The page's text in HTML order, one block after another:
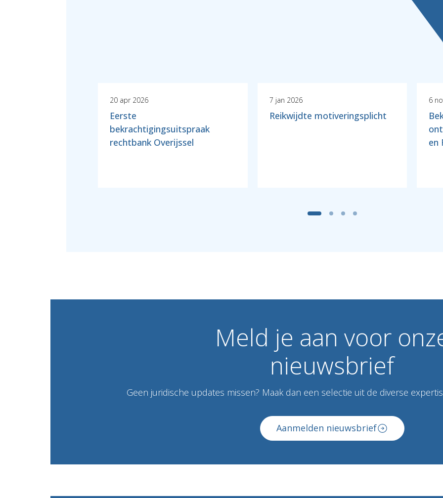
20 apr 2026
Eerste
bekrachtigingsuitspraak
rechtbank Overijssel
7 jan 2026
Reikwijdte motiveringsplicht
6
en
Meld je aan voor
nieuwsbrief
Geen juridische updates missen? Maak dan een selectie uit de diverse
Aanmelden nieuwsbrief